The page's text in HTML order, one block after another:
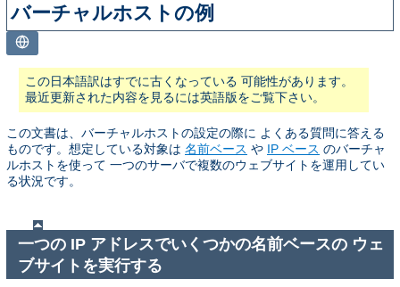
バーチャルホストの例
この日本語訳はすでに古くなっている 可能性があります。
最近更新された内容を見るには英語版をご覧下さい。
この文書は、バーチャルホストの設定の際に よくある質問に答える
ものです。想定している対象は 名前ベース や IP ベース のバーチャ
ルホストを使って 一つのサーバで複数のウェブサイトを運用してい
る状況です。
一つの IP アドレスでいくつかの名前ベースの ウェ
ブサイトを実行する